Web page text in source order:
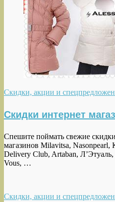
Скидки, акции и
Скидки интернет
Спешите поймать свежие
магазинов Milavitsa,
Delivery Club, Artaban,
Vous, …
Скидки, акции и